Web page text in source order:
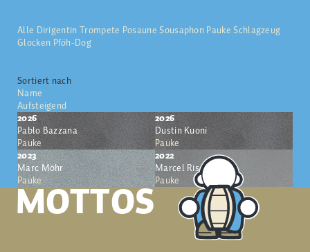
Alle DirigentinTrompete PosauneSousaphonPaukeSchlagzeug
Glocken Pföh-Dog
Sortiert nach
Name
Aufsteigend
2026
Pablo Bazzana
Pauke
2026
Dustin Kuoni
Pauke
2023
Marc Möhr
Pauke
2022
Marcel Risch
Pauke
MOTTOS